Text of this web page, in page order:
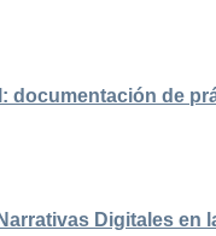
documentación de
Digitales en